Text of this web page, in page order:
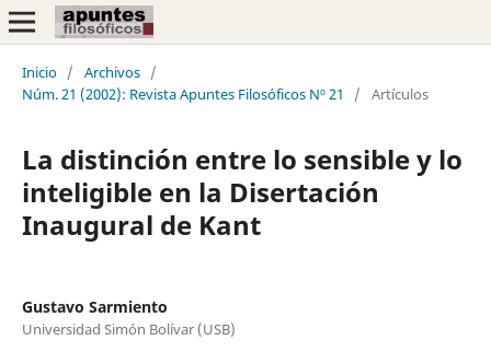
Inicio / Archivos /
Núm. 21 (2002): Revista Apuntes Filosóficos Nº 21
/ Artículos
La distinción entre lo sensible y lo
inteligible en la Disertación
Inaugural de Kant
Gustavo Sarmiento
Universidad Simón Bolívar (USB)